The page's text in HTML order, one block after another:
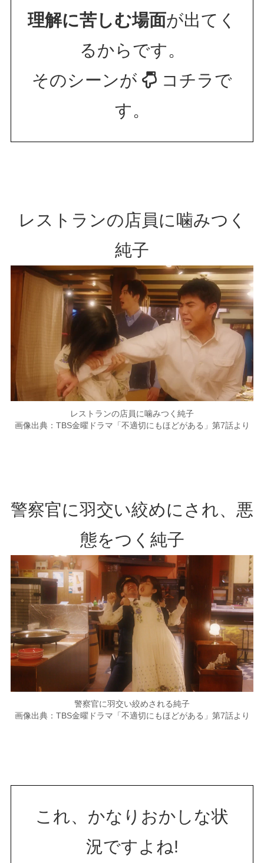
理解に苦しむ場面が出てく
るからです。
そのシーンが
コチラで
す。
レストランの店員に噛みつく
純子
レストランの店員に噛みつく純子
画像出典：TBS金曜ドラマ「不適切にもほどがある」第7話より
警察官に羽交い絞めにされ、悪
態をつく純子
警察官に羽交い絞めされる純子
画像出典：TBS金曜ドラマ「不適切にもほどがある」第7話より
これ、かなりおかしな状
況ですよね!